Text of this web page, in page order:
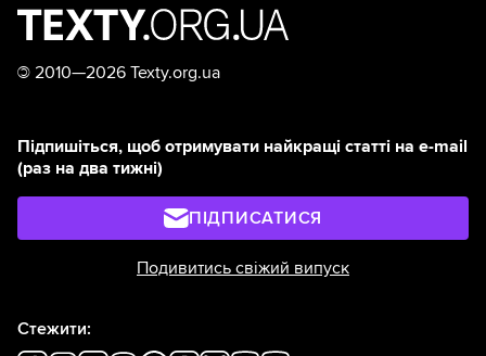
© 2010—2026 Texty.org.ua
Підпишіться, щоб отримувати найкращі статті на e-mail
(раз на два тижні)
ПІДПИСАТИСЯ
Подивитись свіжий випуск
Стежити: